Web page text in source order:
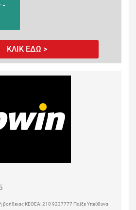
-
ΚΛΙΚ ΕΔΩ >
βοήθειας ΚΕΘΕΑ: 210 9237777 Παίξε Υπεύθυνα